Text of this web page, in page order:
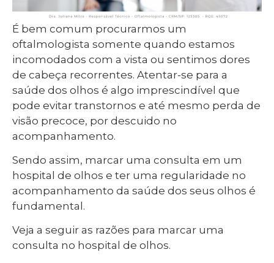
É bem comum procurarmos um
oftalmologista somente quando estamos
incomodados com a vista ou sentimos dores
de cabeça recorrentes. Atentar-se para a
saúde dos olhos é algo imprescindível que
pode evitar transtornos e até mesmo perda de
visão precoce, por descuido no
acompanhamento.
Sendo assim, marcar uma consulta em um
hospital de olhos e ter uma regularidade no
acompanhamento da saúde dos seus olhos é
fundamental.
Veja a seguir as razões para marcar uma
consulta no hospital de olhos.